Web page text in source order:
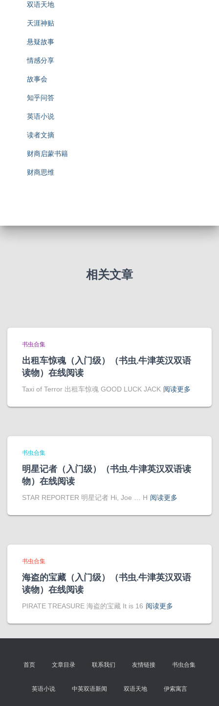
双语天地
天涯神贴
悬疑故事
情感分享
故事会
知乎问答
英语小说
读者文摘
财商启蒙书籍
财商思维
相关文章
书虫合集
出租车惊魂（入门级）（书虫.牛津英汉双语
读物）在线阅读
Taxi of Terror 出租车惊魂 GOOD LUCK JACK 阅读更多
书虫合集
明星记者（入门级）（书虫.牛津英汉双语读
物）在线阅读
STAR REPORTER 明星记者 Hi, Joe … H 阅读更多
书虫合集
海盗的宝藏（入门级）（书虫.牛津英汉双语
读物）在线阅读
PIRATE TREASURE 海盗的宝藏 It is 16 阅读更多
首页 文章目录 联系我们 友情链接 书虫合集
英语小说 中英双语新闻 双语天地 伊索寓言